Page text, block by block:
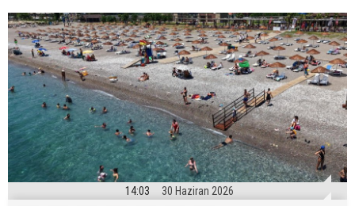
14:03 30 Haziran 2026